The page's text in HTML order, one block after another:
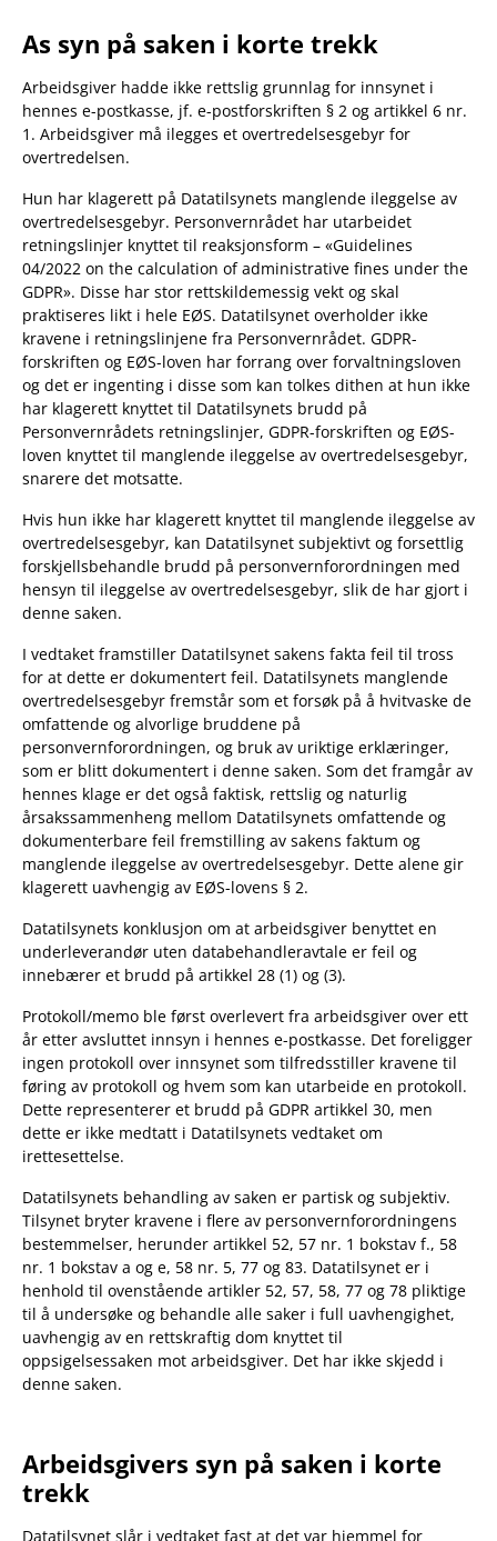
As syn på saken i korte trekk
Arbeidsgiver hadde ikke rettslig grunnlag for innsynet i
hennes e-postkasse, jf. e-postforskriften § 2 og artikkel 6 nr.
1. Arbeidsgiver må ilegges et overtredelsesgebyr for
overtredelsen.
Hun har klagerett på Datatilsynets manglende ileggelse av
overtredelsesgebyr. Personvernrådet har utarbeidet
retningslinjer knyttet til reaksjonsform – «Guidelines
04/2022 on the calculation of administrative fines under the
GDPR». Disse har stor rettskildemessig vekt og skal
praktiseres likt i hele EØS. Datatilsynet overholder ikke
kravene i retningslinjene fra Personvernrådet. GDPR-
forskriften og EØS-loven har forrang over forvaltningsloven
og det er ingenting i disse som kan tolkes dithen at hun ikke
har klagerett knyttet til Datatilsynets brudd på
Personvernrådets retningslinjer, GDPR-forskriften og EØS-
loven knyttet til manglende ileggelse av overtredelsesgebyr,
snarere det motsatte.
Hvis hun ikke har klagerett knyttet til manglende ileggelse av
overtredelsesgebyr, kan Datatilsynet subjektivt og forsettlig
forskjellsbehandle brudd på personvernforordningen med
hensyn til ileggelse av overtredelsesgebyr, slik de har gjort i
denne saken.
I vedtaket framstiller Datatilsynet sakens fakta feil til tross
for at dette er dokumentert feil. Datatilsynets manglende
overtredelsesgebyr fremstår som et forsøk på å hvitvaske de
omfattende og alvorlige bruddene på
personvernforordningen, og bruk av uriktige erklæringer,
som er blitt dokumentert i denne saken. Som det framgår av
hennes klage er det også faktisk, rettslig og naturlig
årsakssammenheng mellom Datatilsynets omfattende og
dokumenterbare feil fremstilling av sakens faktum og
manglende ileggelse av overtredelsesgebyr. Dette alene gir
klagerett uavhengig av EØS-lovens § 2.
Datatilsynets konklusjon om at arbeidsgiver benyttet en
underleverandør uten databehandleravtale er feil og
innebærer et brudd på artikkel 28 (1) og (3).
Protokoll/memo ble først overlevert fra arbeidsgiver over ett
år etter avsluttet innsyn i hennes e-postkasse. Det foreligger
ingen protokoll over innsynet som tilfredsstiller kravene til
føring av protokoll og hvem som kan utarbeide en protokoll.
Dette representerer et brudd på GDPR artikkel 30, men
dette er ikke medtatt i Datatilsynets vedtaket om
irettesettelse.
Datatilsynets behandling av saken er partisk og subjektiv.
Tilsynet bryter kravene i flere av personvernforordningens
bestemmelser, herunder artikkel 52, 57 nr. 1 bokstav f., 58
nr. 1 bokstav a og e, 58 nr. 5, 77 og 83. Datatilsynet er i
henhold til ovenstående artikler 52, 57, 58, 77 og 78 pliktige
til å undersøke og behandle alle saker i full uavhengighet,
uavhengig av en rettskraftig dom knyttet til
oppsigelsessaken mot arbeidsgiver. Det har ikke skjedd i
denne saken.
Arbeidsgivers syn på saken i korte
trekk
Datatilsynet slår i vedtaket fast at det var hjemmel for